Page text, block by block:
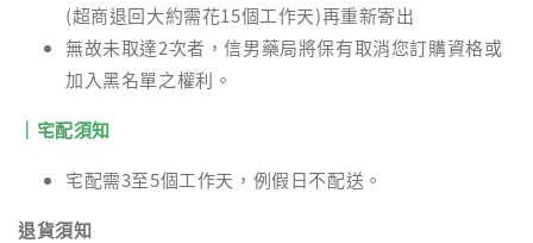
(超商退回大約需花15個工作天)再重新寄出
無故未取達2次者，信男藥局將保有取消您訂購資格或
加入黑名單之權利。
｜宅配須知
宅配需3至5個工作天，例假日不配送。
退貨須知